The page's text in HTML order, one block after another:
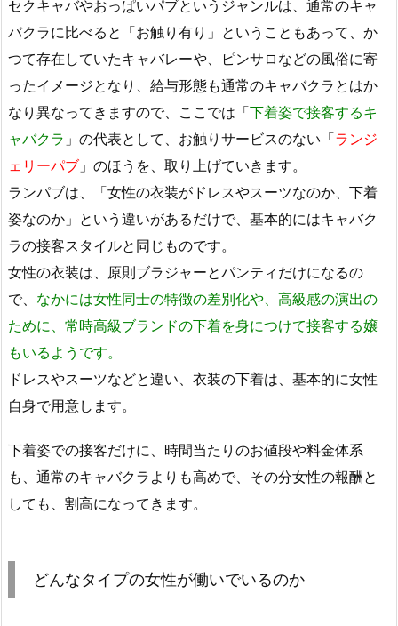
セクキャバやおっぱいパブというジャンルは、通常のキャ
バクラに比べると「お触り有り」ということもあって、か
つて存在していたキャバレーや、ピンサロなどの風俗に寄
ったイメージとなり、給与形態も通常のキャバクラとはか
なり異なってきますので、ここでは「下着姿で接客するキ
ャバクラ 」の代表として、お触りサービスのない「ランジ
ェリーパブ 」のほうを、取り上げていきます。
ランパブは、「女性の衣装がドレスやスーツなのか、下着
姿なのか」という違いがあるだけで、基本的にはキャバク
ラの接客スタイルと同じものです。
女性の衣装は、原則ブラジャーとパンティだけになるの
で、 なかには女性同士の特徴の差別化や、高級感の演出の
ために、常時高級ブランドの下着を身につけて接客する嬢
もいるようです。
ドレスやスーツなどと違い、衣装の下着は、基本的に女性
自身で用意します。
下着姿での接客だけに、時間当たりのお値段や料金体系
も、通常のキャバクラよりも高めで、その分女性の報酬と
しても、割高になってきます。
どんなタイプの女性が働いでいるのか